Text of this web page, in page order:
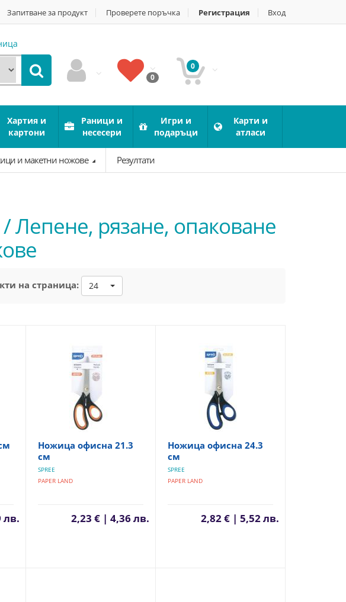
Запитване за продукт Проверете поръчка Регистрация Вход
0
0
Хартия и
картони
Раници и
несесери
Игри и
подаръци
Карти и
атласи
и макетни ножове Резултати
Лепене, рязане, опаковане
на страница: 24
лв.
Ножица офисна 21.3
см
SPREE
PAPER LAND
2,23 € | 4,36 лв.
Ножица офисна 24.3
см
SPREE
PAPER LAND
2,82 € | 5,52 лв.